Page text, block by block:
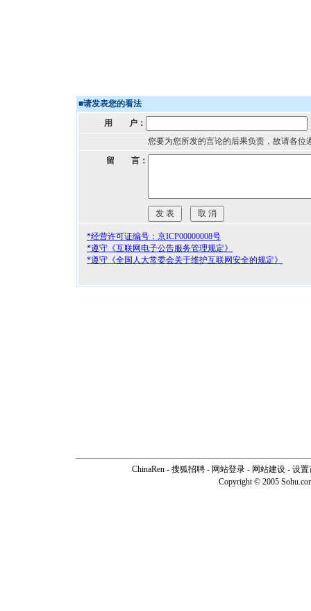
■请发表您的看法
用 户：
您要为您所发的言论的后果负责，故请各位
留 言：
*经营许可证编号：京ICP00000008号
*遵守《互联网电子公告服务管理规定》
*遵守《全国人大常委会关于维护互联网安全的规定》
ChinaRen - 搜狐招聘 - 网站登录 - 网站建设 - 设置
Copyright © 2005